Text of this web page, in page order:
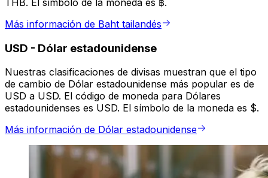
THB. El símbolo de la moneda es ฿.
Más información de Baht tailandés
USD - Dólar estadounidense
Nuestras clasificaciones de divisas muestran que el tipo
de cambio de Dólar estadounidense más popular es de
USD a USD. El código de moneda para Dólares
estadounidenses es USD. El símbolo de la moneda es $.
Más información de Dólar estadounidense